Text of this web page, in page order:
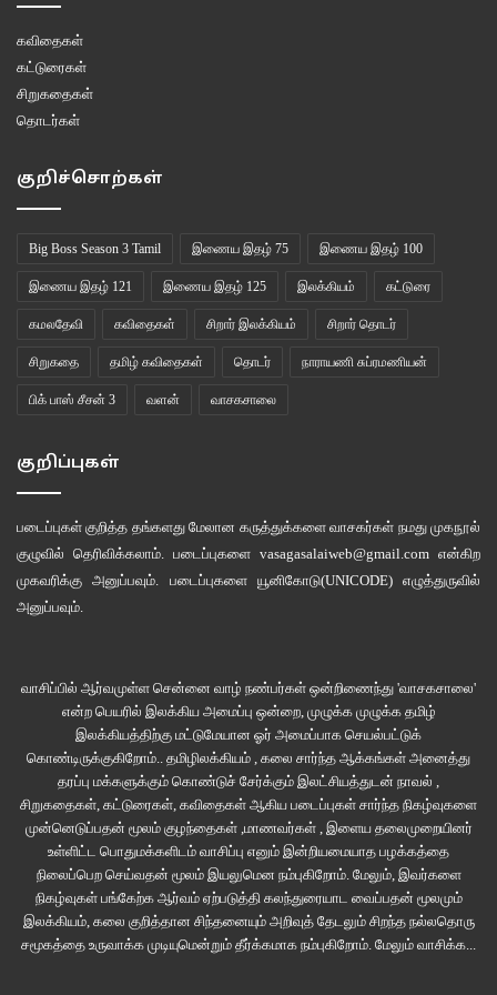
“இருட்டின் வாசனையில்
தலைநீளும்
மெல்லின நத்தைபோல்
நகரும் பேருந்தில்
இடம்பிடித்து வரும்
கலைந்த ஆடையில்
உடல் கருத்த
நிர்வாண மரமாய்
மூத்திரக் கொச்சையோடு
நிலையிலா
நினைவிலா
மானுடப்பிணம்””
என்னும் கவிதையில் மதுவில் மயங்கிக் கிடப்பவர்களை மானுடப் பிணம் என்று
சாடியுள்ளார். பிணமாவது எந்த விளைவையும் ஏற்படுத்தாது. ஆனால், மது
அருந்தியவர்களோ எங்கு கிடப்பார்கள், எப்படி கிடப்பார்கள் என்று தெரியாமலேயே
விளைவுகளை ஏற்படுத்துவதையும் உணர்த்தியுள்ளார்.
கவிதைகள்
கட்டுரைகள்
சிறுகதைகள்
தொடர்கள்
குறிச்சொற்கள்
Big Boss Season 3 Tamil இணைய இதழ் 75 இணைய இதழ் 100
இணைய இதழ் 121 இணைய இதழ் 125 இலக்கியம் கட்டுரை
கமலதேவி கவிதைகள் சிறார் இலக்கியம் சிறார் தொடர்
சிறுகதை தமிழ் கவிதைகள் தொடர் நாராயணி சுப்ரமணியன்
பிக் பாஸ் சீசன் 3 வளன் வாசகசாலை
குறிப்புகள்
படைப்புகள் குறித்த தங்களது மேலான கருத்துக்களை வாசகர்கள் நமது முகநூல்
குழுவில் தெரிவிக்கலாம். படைப்புகளை vasagasalaiweb@gmail.com என்கிற
முகவரிக்கு அனுப்பவும். படைப்புகளை யூனிகோடு(UNICODE)எழுத்துருவில்
அனுப்பவும்.
வாசிப்பில் ஆர்வமுள்ள சென்னை வாழ் நண்பர்கள் ஒன்றிணைந்து 'வாசகசாலை'
என்ற பெயரில் இலக்கிய அமைப்பு ஒன்றை, முழுக்க முழுக்க தமிழ்
இலக்கியத்திற்கு மட்டுமேயான ஓர் அமைப்பாக செயல்பட்டுக்
கொண்டிருக்குகிறோம்.. தமிழிலக்கியம் , கலை சார்ந்த ஆக்கங்கள் அனைத்து
தரப்பு மக்களுக்கும் கொண்டுச் சேர்க்கும் இலட்சியத்துடன் நாவல் ,
சிறுகதைகள், கட்டுரைகள், கவிதைகள் ஆகிய படைப்புகள் சார்ந்த நிகழ்வுகளை
முன்னெடுப்பதன் மூலம் குழந்தைகள் ,மாணவர்கள் , இளைய தலைமுறையினர்
உள்ளிட்ட பொதுமக்களிடம் வாசிப்பு எனும் இன்றியமையாத பழக்கத்தை
நிலைப்பெற செய்வதன் மூலம் இயலுமென நம்புகிறோம். மேலும், இவர்களை
நிகழ்வுகள் பங்கேற்க ஆர்வம் ஏற்படுத்தி கலந்துரையாட வைப்பதன் மூலமும்
இலக்கியம், கலை குறித்தான சிந்தனையும் அறிவுத் தேடலும் சிறந்த நல்லதொரு
சமூகத்தை உருவாக்க முடியுமென்றும் தீர்க்கமாக நம்புகிறோம். மேலும் வாசிக்க...